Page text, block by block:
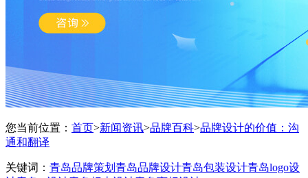
您当前位置： 首页>新闻资讯>品牌百科>品牌设计的价值：沟
通和翻译
关键词： 青岛品牌策划 青岛品牌设计青岛包装设计青岛logo设